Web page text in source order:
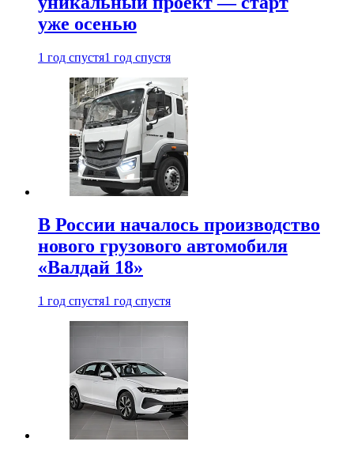
уже осенью
1 год спустя1 год спустя
В России началось производство
нового грузового автомобиля
«Валдай 18»
1 год спустя1 год спустя